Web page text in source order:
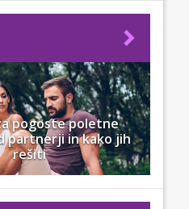
pogoste poletne
partnerji in kako jih
rešiti